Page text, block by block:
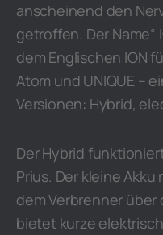
anscheinend den
getroffen. Der Name“
dem Englischen ION
Atom und UNIQUE –
Versionen: Hybrid,
Der Hybrid
Prius. Der kleine
dem Verbrenner
bietet kurze